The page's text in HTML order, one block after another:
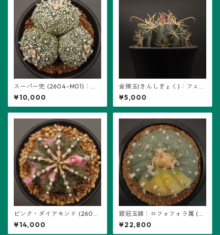
スーパー兜 (2604-M01)：ア
ストロフィツム属 ※実生、3頭
立ち
¥10,000
金鵄玉(きんしぎょく)：フェロ
カクタス属 (B07) ※実生
¥5,000
ピンク・ダイアモンド (2602-
PDM05)：ギムノカリキウム属
¥14,000
銀冠玉錦：ロフォフォラ属 (B
04) ※扁平、多稜
¥22,800